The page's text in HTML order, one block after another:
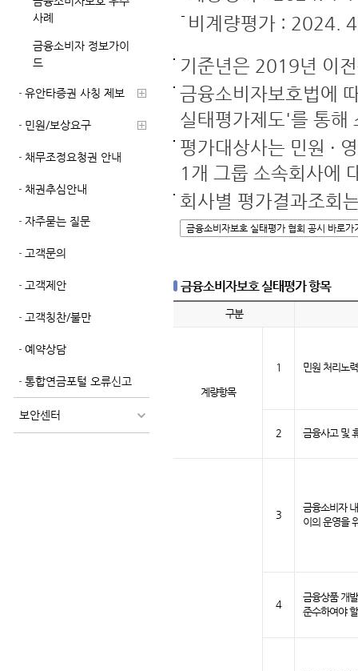
사례
금융소비자 정보가이
드
유안타증권 사칭 제보
민원/보상요구
채무조정요청권 안내
채권추심안내
자주묻는 질문
고객문의
고객제안
고객칭찬/불만
예약상담
통합연금포털 오류신고
보안센터
비계량평가 : 2024.
기준년은 2019년 이
금융소비자보호법에
실태평가제도'를 통해
평가대상사는 민원 ·
1개 그룹 소속회사에
회사별 평가결과조회
금융소비자보호 실태평가 협회 공시 바로가
금융소비자보호 실태평가 항목
구분
계량항목
1 민원 처리노
2 금융사고 및
3
금융소비자
이의 운영을
4
금융상품 개
준수하여야